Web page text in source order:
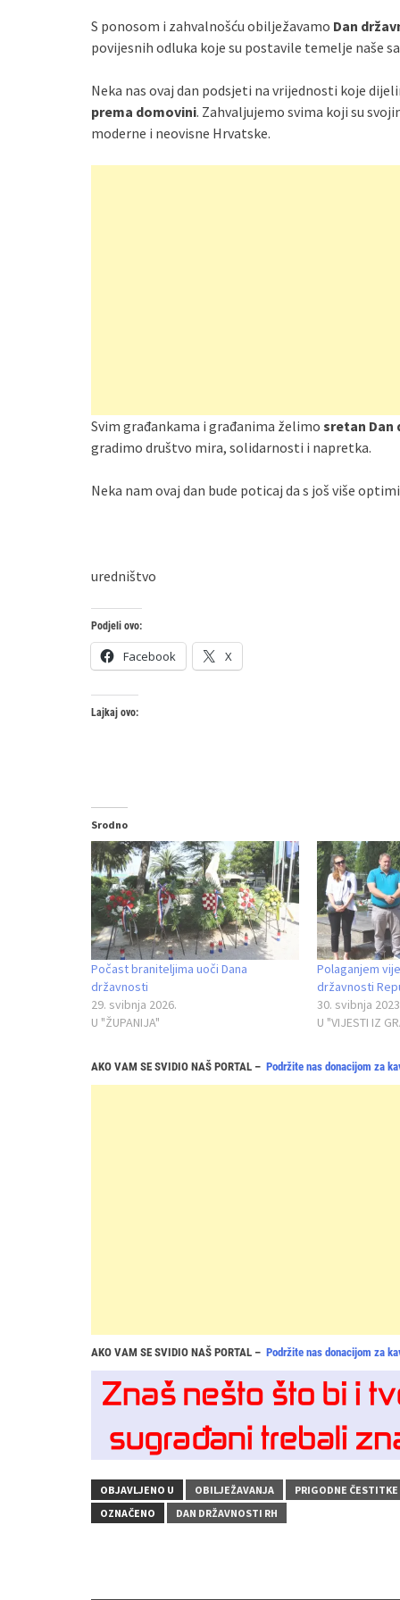
S ponosom i zahvalnošću obilježavamo Dan
povijesnih odluka koje su postavile temelje naše
Neka nas ovaj dan podsjeti na vrijednosti koje
prema domovini. Zahvaljujemo svima koji su
moderne i neovisne Hrvatske.
Svim građankama i građanima želimo sretan Dan
gradimo društvo mira, solidarnosti i napretka.
Neka nam ovaj dan bude poticaj da s još više
uredništvo
Podjeli ovo:
Facebook X
Lajkaj ovo:
Srodno
Počast braniteljima uoči Dana
državnosti
29. svibnja 2026.
U "ŽUPANIJA"
Polaganjem
državnosti
30. svibnja
U "VIJESTI IZ
AKO VAM SE SVIDIO NAŠ PORTAL – Podržite nas donacijom za
AKO VAM SE SVIDIO NAŠ PORTAL – Podržite nas donacijom za
OBJAVLJENO U OBILJEŽAVANJA
PRIGODNE ČESTITKE
OZNAČENO
DAN DRŽAVNOSTI RH